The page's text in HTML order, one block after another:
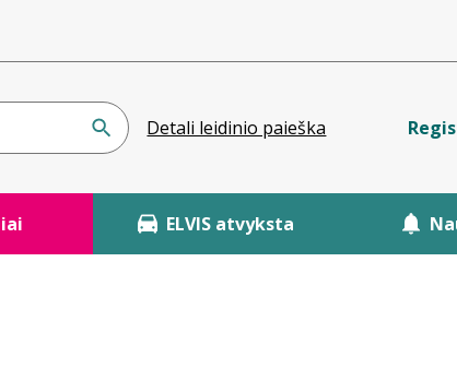
Detali leidinio paieška
ELVIS atvyksta